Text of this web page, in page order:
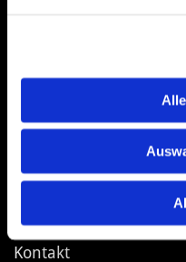
diese Karte
Kontakt